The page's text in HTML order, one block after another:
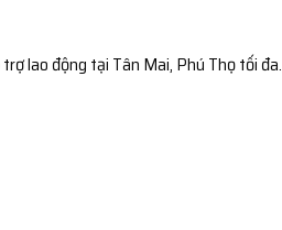
trợ lao động tại Tân Mai, Phú Thọ tối đa.